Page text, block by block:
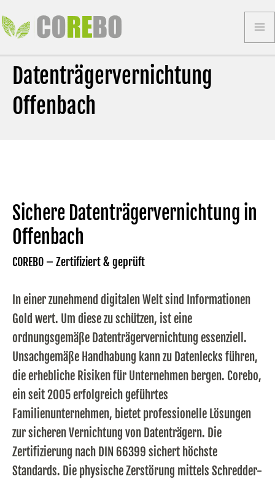
Inhalt
Datenträgervernichtung
Offenbach
Sichere Datenträgervernichtung in
Offenbach
COREBO – Zertifiziert & geprüft
In einer zunehmend digitalen Welt sind Informationen
Gold wert. Um diese zu schützen, ist eine
ordnungsgemäße Datenträgervernichtung essenziell.
Unsachgemäße Handhabung kann zu Datenlecks führen,
die erhebliche Risiken für Unternehmen bergen. Corebo,
ein seit 2005 erfolgreich geführtes
Familienunternehmen, bietet professionelle Lösungen
zur sicheren Vernichtung von Datenträgern. Die
Zertifizierung nach DIN 66399 sichert höchste
Standards. Die physische Zerstörung mittels Schredder-